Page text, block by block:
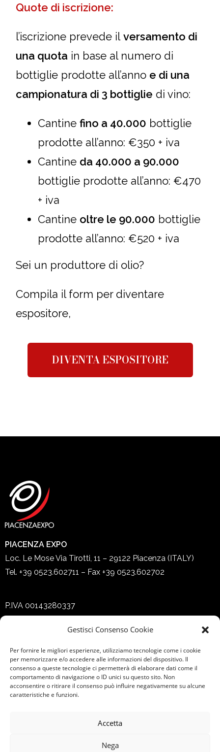
Gestisci Consenso Cookie
Per fornire le migliori esperienze, utilizziamo tecnologie come i cookie
per memorizzare e/o accedere alle informazioni del dispositivo. Il
consenso a queste tecnologie ci permetterà di elaborare dati come il
comportamento di navigazione o ID unici su questo sito. Non
acconsentire o ritirare il consenso può influire negativamente su alcune
caratteristiche e funzioni.
Accetta
Nega
Quote di iscrizione:
l’iscrizione prevede ilversamento di
una quota in base al numero di
bottiglie prodotte all’anno e di una
campionatura di 3 bottiglie di vino:
Cantinefino a 40.000 bottiglie
prodotte all’anno: €350 + iva
Cantine da 40.000 a 90.000
bottiglie prodotte all’anno: €470
+ iva
Cantine oltre le 90.000 bottiglie
prodotte all’anno: €520 + iva
Sei un produttore di olio?
Compila il form per diventare
espositore,
DIVENTA ESPOSITORE
PIACENZA EXPO
Loc. Le Mose Via Tirotti, 11 – 29122 Piacenza (ITALY)
Tel. +39 0523.602711 – Fax +39 0523.602702
P.IVA 00143280337
Privacy policy
Seguici su